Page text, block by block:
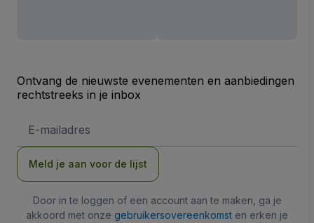
Ontvang de nieuwste evenementen en aanbiedingen
rechtstreeks in je inbox
mailadres
Meld je aan voor de lijst
Door in te loggen of een account aan te maken, ga je
akkoord met onze gebruikersovereenkomst en erken je